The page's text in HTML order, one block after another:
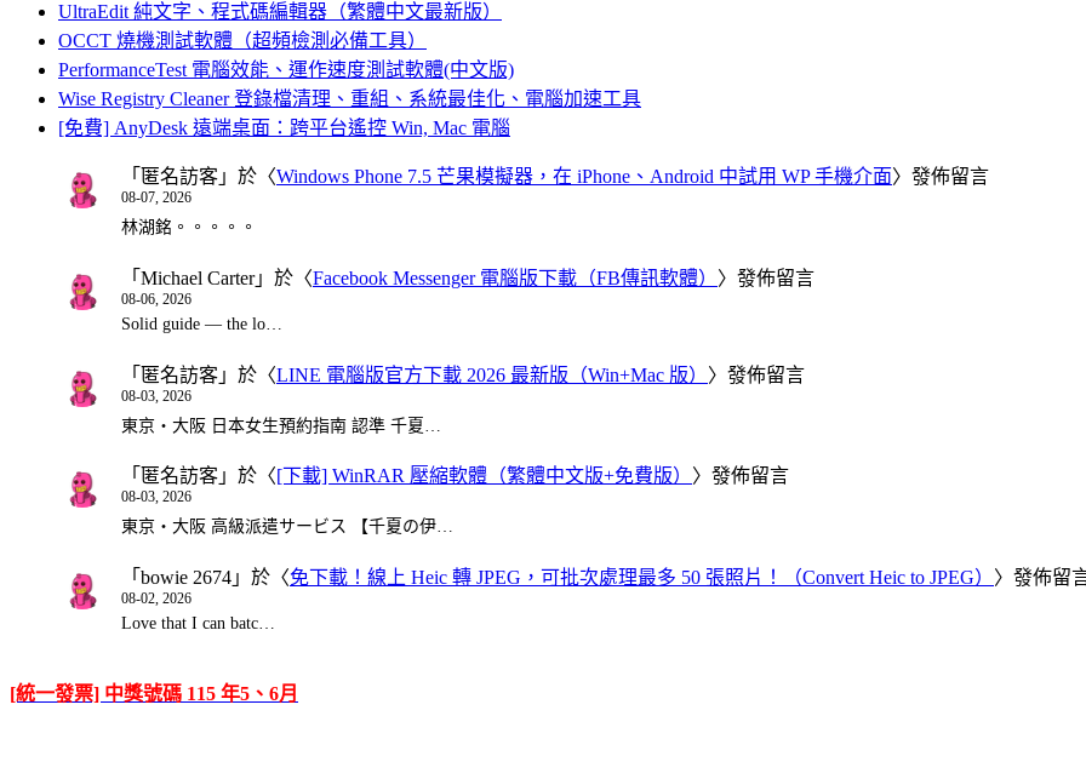
UltraEdit 純文字、程式碼編輯器（繁體中文最新版）
OCCT 燒機測試軟體（超頻檢測必備工具）
PerformanceTest 電腦效能、運作速度測試軟體(中文版)
Wise Registry Cleaner 登錄檔清理、重組、系統最佳化、電腦加速工具
[免費] AnyDesk 遠端桌面：跨平台遙控 Win, Mac 電腦
「 匿名訪客 」於〈Windows Phone 7.5 芒果模擬器，在 iPhone、Android 中試用 WP 手機介面〉發佈留言
08-07, 2026
林湖銘。。。。。
「 Michael Carter」於〈Facebook Messenger 電腦版下載（FB傳訊軟體） 〉發佈留言
08-06, 2026
Solid guide — the lo…
「 匿名訪客 」於〈LINE 電腦版官方下載 2026 最新版（Win+Mac 版） 〉發佈留言
08-03, 2026
東京・大阪 日本女生預約指南 認準 千夏…
「 匿名訪客 」於〈[下載] WinRAR 壓縮軟體（繁體中文版+免費版） 〉發佈留言
08-03, 2026
東京・大阪 高級派遣サービス 【千夏の伊…
「 bowie 2674 」於〈免下載！線上 Heic 轉 JPEG，可批次處理最多 50 張照片！（Convert Heic to JPEG） 〉發佈留
08-02, 2026
Love that I can batc…
[統一發票] 中獎號碼 115 年5、6月